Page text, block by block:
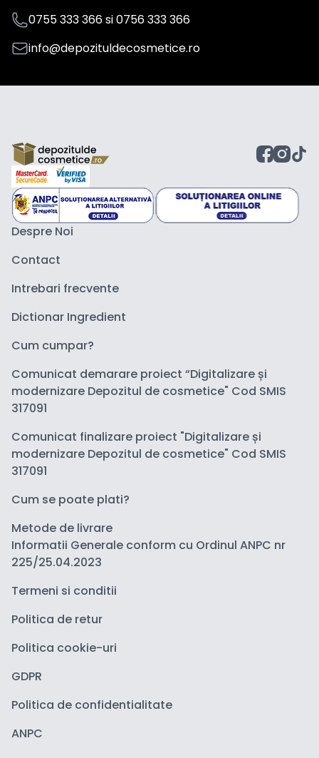
0755 333 366si0756 333 366
info@depozituldecosmetice.ro
Despre Noi
Contact
Intrebari frecvente
Dictionar Ingredient
Cum cumpar?
Comunicat demarare proiect “Digitalizare și
modernizare Depozitul de cosmetice" Cod SMIS
317091
Comunicat finalizare proiect "Digitalizare și
modernizare Depozitul de cosmetice" Cod SMIS
317091
Cum se poate plati?
Metode de livrare
Informatii Generale conform cu Ordinul ANPC nr
225/25.04.2023
Termeni si conditii
Politica de retur
Politica cookie-uri
GDPR
Politica de confidentialitate
ANPC